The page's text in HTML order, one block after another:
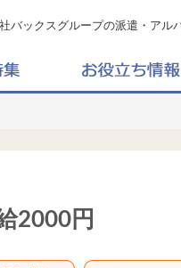
バックスグループの派遣・ア
2000円